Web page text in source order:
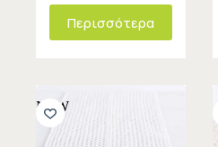
Περισσότερα
NEW